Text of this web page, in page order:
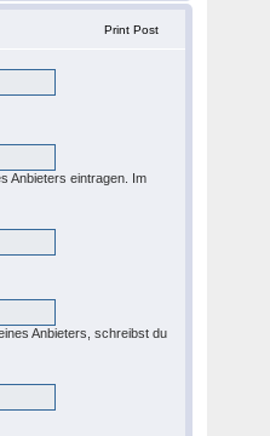
Print Post
Anbieters eintragen. Im
Anbieters, schreibst du